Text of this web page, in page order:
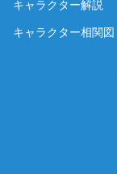
キャラクター解説
キャラクター相関図